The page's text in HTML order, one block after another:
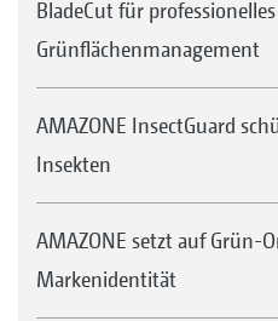
BladeCut für professionelles
Grünflächenmanagement
AMAZONE InsectGuard
Insekten
AMAZONE setzt auf Grün-
Markenidentität